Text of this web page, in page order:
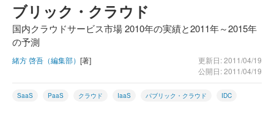
ブリック・クラウド
国内クラウドサービス市場 2010年の実績と2011年～2015年
の予測
緒方 啓吾（編集部） [著]
更新日: 2011/04/19
公開日: 2011/04/19
SaaS PaaS クラウド IaaS パブリック・クラウド IDC